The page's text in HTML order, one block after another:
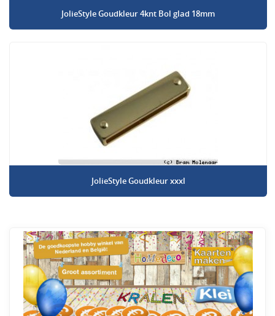
JolieStyle Goudkleur 4knt Bol glad 18mm
JolieStyle Goudkleur xxxl